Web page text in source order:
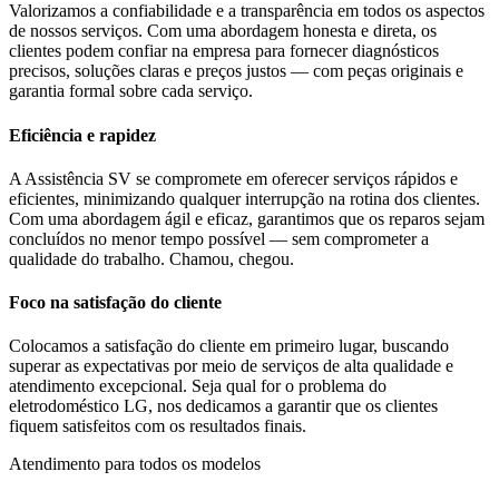
Valorizamos a confiabilidade e a transparência em todos os aspectos
de nossos serviços. Com uma abordagem honesta e direta, os
clientes podem confiar na empresa para fornecer diagnósticos
precisos, soluções claras e preços justos — com peças originais e
garantia formal sobre cada serviço.
Eficiência e rapidez
A Assistência SV se compromete em oferecer serviços rápidos e
eficientes, minimizando qualquer interrupção na rotina dos clientes.
Com uma abordagem ágil e eficaz, garantimos que os reparos sejam
concluídos no menor tempo possível — sem comprometer a
qualidade do trabalho. Chamou, chegou.
Foco na satisfação do cliente
Colocamos a satisfação do cliente em primeiro lugar, buscando
superar as expectativas por meio de serviços de alta qualidade e
atendimento excepcional. Seja qual for o problema do
eletrodoméstico LG, nos dedicamos a garantir que os clientes
fiquem satisfeitos com os resultados finais.
Atendimento para todos os modelos